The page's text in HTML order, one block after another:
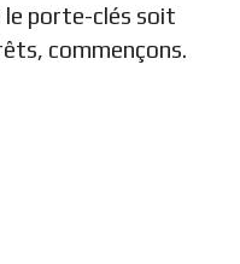
porte-clés soit
commençons.